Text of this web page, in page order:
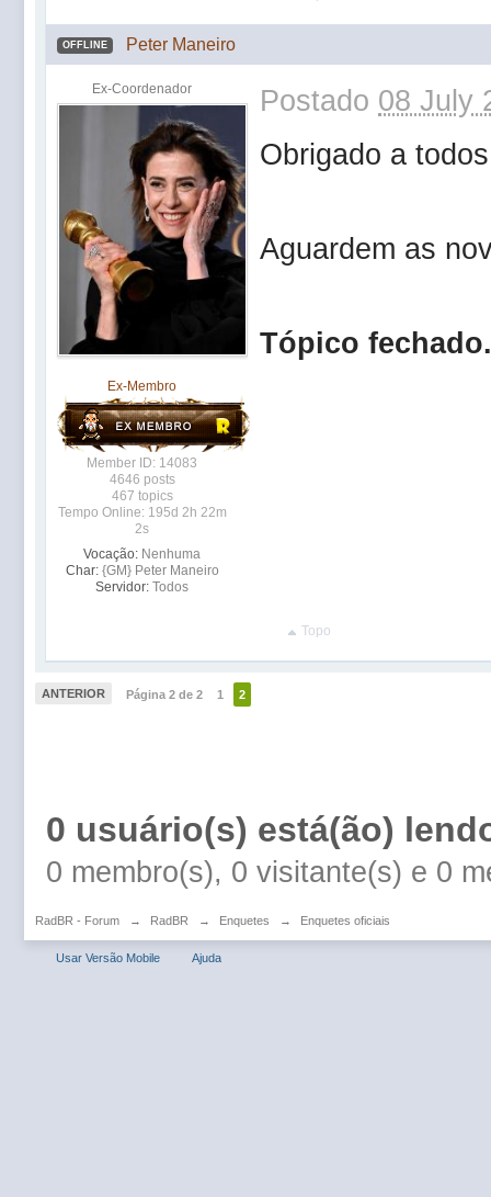
OFFLINE Peter Maneiro
Ex-Coordenador
Ex-Membro
Member ID: 14083
4646 posts
467 topics
Tempo Online: 195d 2h 22m
2s
Vocação: Nenhuma
Char: {GM} Peter Maneiro
Servidor: Todos
Postado 08 July
Obrigado a
Aguardem as
Tópico fechado.
Topo
ANTERIOR Página 2 de 2 1 2
0 usuário(s) está(ão)
0 membro(s), 0 visitante(s) e 0
RadBR - Forum → RadBR → Enquetes → Enquetes oficiais
Usar Versão Mobile Ajuda